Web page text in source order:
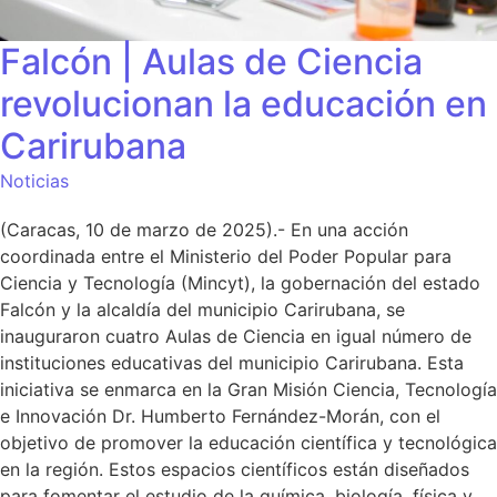
Falcón | Aulas de Ciencia
revolucionan la educación en
Carirubana
Noticias
(Caracas, 10 de marzo de 2025).- En una acción
coordinada entre el Ministerio del Poder Popular para
Ciencia y Tecnología (Mincyt), la gobernación del estado
Falcón y la alcaldía del municipio Carirubana, se
inauguraron cuatro Aulas de Ciencia en igual número de
instituciones educativas del municipio Carirubana. Esta
iniciativa se enmarca en la Gran Misión Ciencia, Tecnología
e Innovación Dr. Humberto Fernández-Morán, con el
objetivo de promover la educación científica y tecnológica
en la región. Estos espacios científicos están diseñados